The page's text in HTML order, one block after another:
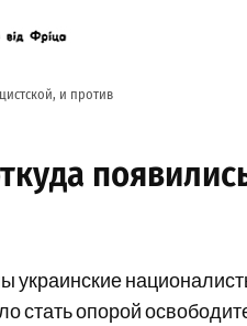
и против
украинские
стать опорой